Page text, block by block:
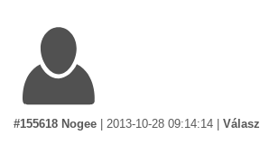
#155618 Nogee | 2013-10-28 09:14:14 | Válasz